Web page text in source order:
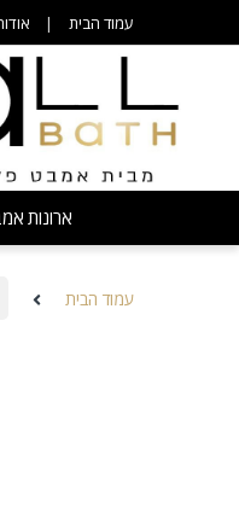
עמוד הבית
ארונות
עמוד הבית